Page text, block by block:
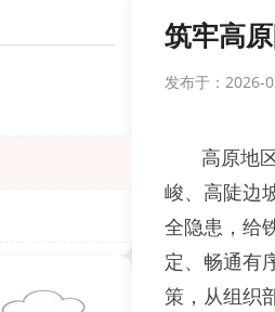
筑牢高
发布于：2026-
高原地
峻、高陡边
全隐患，给
定、畅通有
策，从组织